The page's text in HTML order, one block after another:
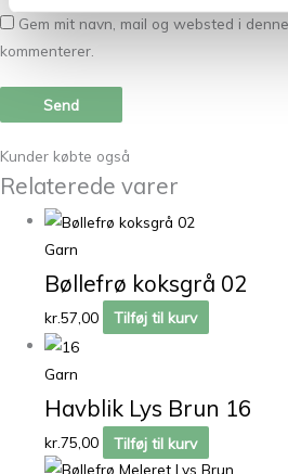
Gem mit navn, mail og websted i
kommenterer.
Kunder købte også
Relaterede varer
Garn
Bøllefrø koksgrå 02
kr.57,00 Tilføj til kurv
Garn
Havblik Lys Brun 16
kr.75,00 Tilføj til kurv